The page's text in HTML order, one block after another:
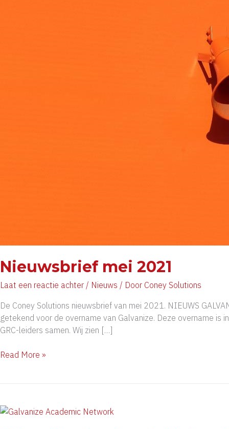
Nieuwsbrief mei 2021
Laat een reactie achter / Nieuws / Door Coney Solutions
De Coney Solutions nieuwsbrief van mei 2021. NIEUWS
getekend voor de overname van Galvanize. Deze overname is
GRC-leiders samen. Wij zien […]
Nieuwsbrief
Read More »